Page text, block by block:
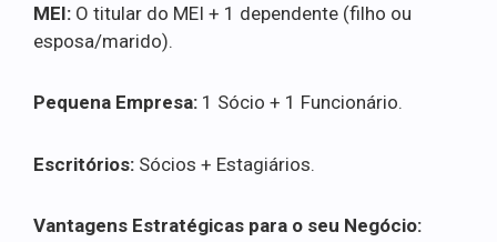
MEI: O titular do MEI + 1 dependente (filho ou
esposa/marido).
Pequena Empresa: 1 Sócio + 1 Funcionário.
Escritórios: Sócios + Estagiários.
Vantagens Estratégicas para o seu Negócio: